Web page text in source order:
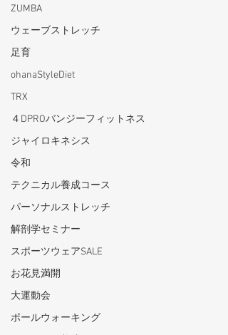
ZUMBA
ウェーブストレッチ
足育
ohanaStyleDiet
TRX
４DPROバンジーフィットネス
ジャイロキネシス
令和
テクニカル養成コース
パーソナルストレッチ
解剖学セミナー
スポーツウェアSALE
お花見満開
大運動会
ポールウォーキング